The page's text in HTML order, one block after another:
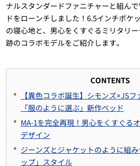
ナルスタンダードファニチャーと組ん
ドをローンチしました！6.5インチポケ
の寝心地と、男心をくすぐるミリタリ
跡のコラボモデルをご紹介します。
CONTENTS
【異色コラボ誕生】シモンズ×JS
「服のように選ぶ」新作ベッド
MA-1を完全再現！男心をくすぐる
デザイン
ジーンズとジャケットのように組
ップ」スタイル